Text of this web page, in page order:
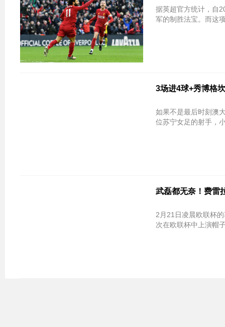
据英超官方统计，自
军的制胜法宝。而这
3场进4球+秀博格
如果不是最后时刻澳
位苏宁女足的射手，
武磊都无奈！费雷
2月21日凌晨欧联杯
次在欧联杯中上演帽